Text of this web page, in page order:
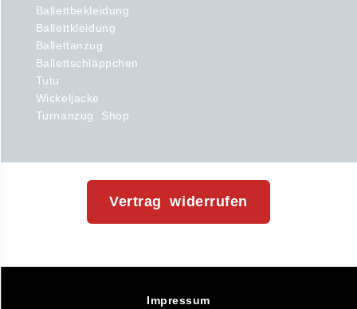
Ballettbekleidung
Ballettkleidung
Ballettanzug
Ballettschläppchen
Tutu
Wickeljacke
Turnanzug Shop
Vertrag widerrufen
Impressum